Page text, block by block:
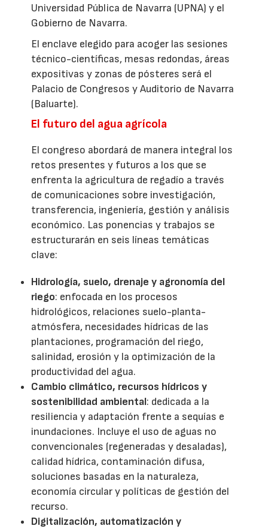
Universidad Pública de Navarra (UPNA) y el
Gobierno de Navarra.
El enclave elegido para acoger las sesiones
técnico-científicas, mesas redondas, áreas
expositivas y zonas de pósteres será el
Palacio de Congresos y Auditorio de Navarra
(Baluarte).
El futuro del agua agrícola
El congreso abordará de manera integral los
retos presentes y futuros a los que se
enfrenta la agricultura de regadío a través
de comunicaciones sobre investigación,
transferencia, ingeniería, gestión y análisis
económico. Las ponencias y trabajos se
estructurarán en seis líneas temáticas
clave:
Hidrología, suelo, drenaje y agronomía del
riego: enfocada en los procesos
hidrológicos, relaciones suelo-planta-
atmósfera, necesidades hídricas de las
plantaciones, programación del riego,
salinidad, erosión y la optimización de la
productividad del agua.
Cambio climático, recursos hídricos y
sostenibilidad ambiental: dedicada a la
resiliencia y adaptación frente a sequías e
inundaciones. Incluye el uso de aguas no
convencionales (regeneradas y desaladas),
calidad hídrica, contaminación difusa,
soluciones basadas en la naturaleza,
economía circular y políticas de gestión del
recurso.
Digitalización, automatización y